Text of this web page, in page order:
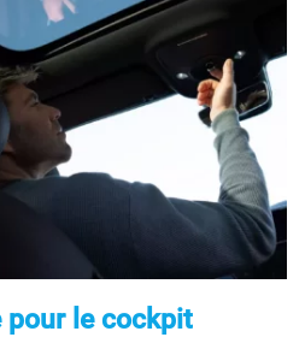
pour le cockpit